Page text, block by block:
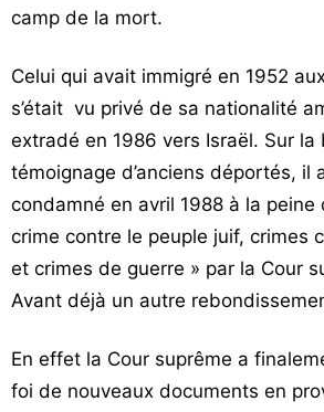
camp de la mort.
Celui qui avait immigré en 1952
s’était vu privé de sa nationalité
extradé en 1986 vers Israël. Sur la
témoignage d’anciens déportés, il
condamné en avril 1988 à la peine
crime contre le peuple juif, crimes
et crimes de guerre » par la Cour
Avant déjà un autre
En effet la Cour suprême a
foi de nouveaux documents en